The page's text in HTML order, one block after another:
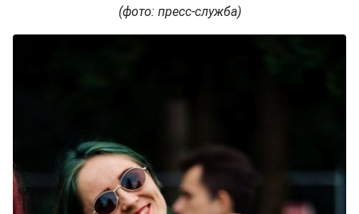
(фото: пресс-служба)